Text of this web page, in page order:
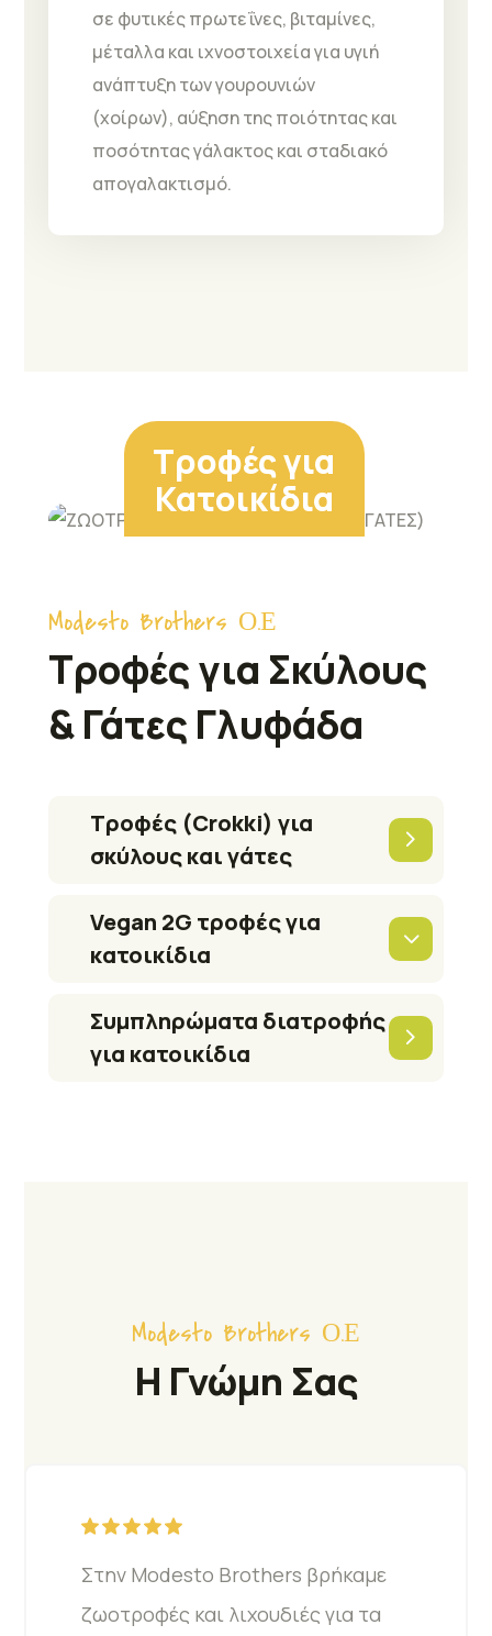
σε φυτικές πρωτεΐνες, βιταμίνες,
μέταλλα και ιχνοστοιχεία για υγιή
ανάπτυξη των γουρουνιών
(χοίρων), αύξηση της ποιότητας και
ποσότητας γάλακτος και σταδιακό
απογαλακτισμό.
Τροφές για
Κατοικίδια
Modesto Brothers Ο.Ε
Τροφές για Σκύλους
& Γάτες Γλυφάδα
Τροφές (Crokki) για
σκύλους και γάτες
Vegan 2G τροφές για
κατοικίδια
Συμπληρώματα διατροφής
για κατοικίδια
Modesto Brothers Ο.Ε
Η Γνώμη Σας
Στην Modesto Brothers βρήκαμε
ζωοτροφές και λιχουδιές για τα